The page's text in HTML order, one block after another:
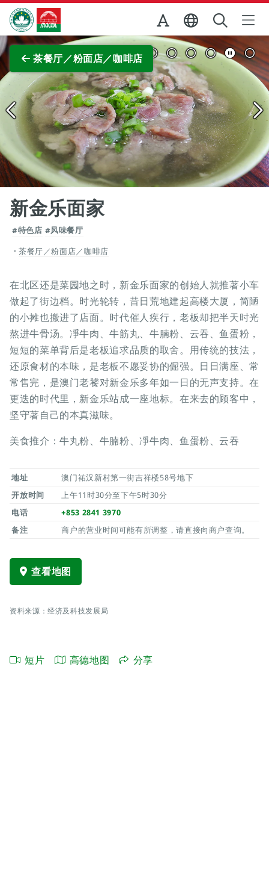
跳至主内容
澳门特别行政区政府旅游局
茶餐厅／粉面店／咖啡店
查看原图
新金乐面家
#特色店 #风味餐厅
茶餐厅／粉面店／咖啡店
在北区还是菜园地之时，新金乐面家的创始人就推著小车
做起了街边档。时光轮转，昔日荒地建起高楼大厦，简陋
的小摊也搬进了店面。时代催人疾行，老板却把半天时光
熬进牛骨汤。凈牛肉、牛筋丸、牛腩粉、云吞、鱼蛋粉，
短短的菜单背后是老板追求品质的取舍。用传统的技法，
还原食材的本味，是老板不愿妥协的倔强。日日满座、常
常售完，是澳门老饕对新金乐多年如一日的无声支持。在
更迭的时代里，新金乐站成一座地标。在来去的顾客中，
坚守著自己的本真滋味。
美食推介：牛丸粉、牛腩粉、凈牛肉、鱼蛋粉、云吞
地址
澳门祐汉新村第一街吉祥楼58号地下
开放时间
上午11时30分至下午5时30分
电话
+853 2841 3970
备注
商户的营业时间可能有所调整，请直接向商户查询。
查看地图
资料来源：经济及科技发展局
短片 高德地图 分享